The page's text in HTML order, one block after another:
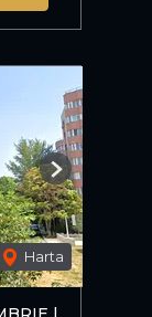
Harta
Next